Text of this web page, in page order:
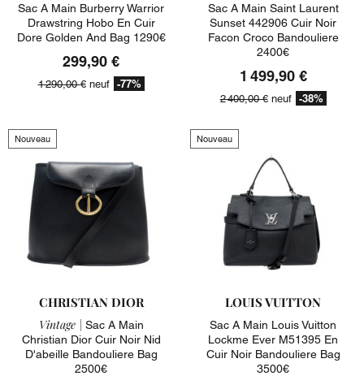
Sac A Main Burberry Warrior
Drawstring Hobo En Cuir
Dore Golden And Bag 1290€
299,90 €
1 290,00 €neuf -77%
Sac A Main Saint Laurent
Sunset 442906 Cuir Noir
Facon Croco Bandouliere
2400€
1 499,90 €
2 400,00 €neuf -38%
Nouveau
CHRISTIAN DIOR
Vintage | Sac A Main
Christian Dior Cuir Noir Nid
D'abeille Bandouliere Bag
2500€
Nouveau
LOUIS VUITTON
Sac A Main Louis Vuitton
Lockme Ever M51395 En
Cuir Noir Bandouliere Bag
3500€